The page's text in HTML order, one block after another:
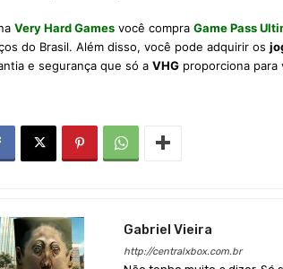
Very Hard Games você compra Game Pass
do Brasil. Além disso, você pode adquirir os
e segurança que só a VHG proporciona para
Gabriel Vieira
http://centralxbox.com.br